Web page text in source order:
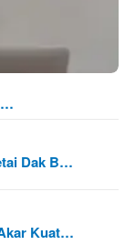
…
Dak B…
Kuat…